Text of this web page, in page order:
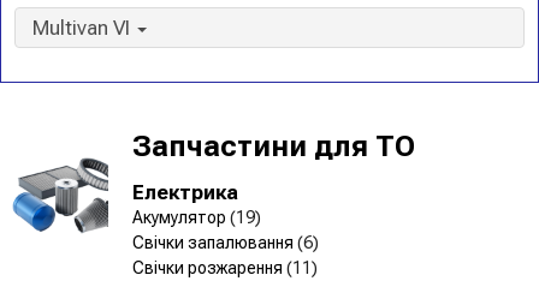
Multivan VI
Запчастини для ТО
Електрика
Акумулятор (19)
Свічки запалювання (6)
Свічки розжарення (11)